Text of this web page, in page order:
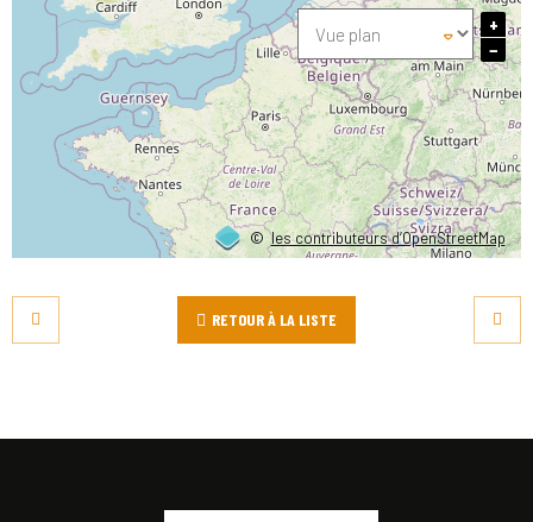
©les contributeurs d’OpenStreetMap
+
−
RETOUR À LA LISTE